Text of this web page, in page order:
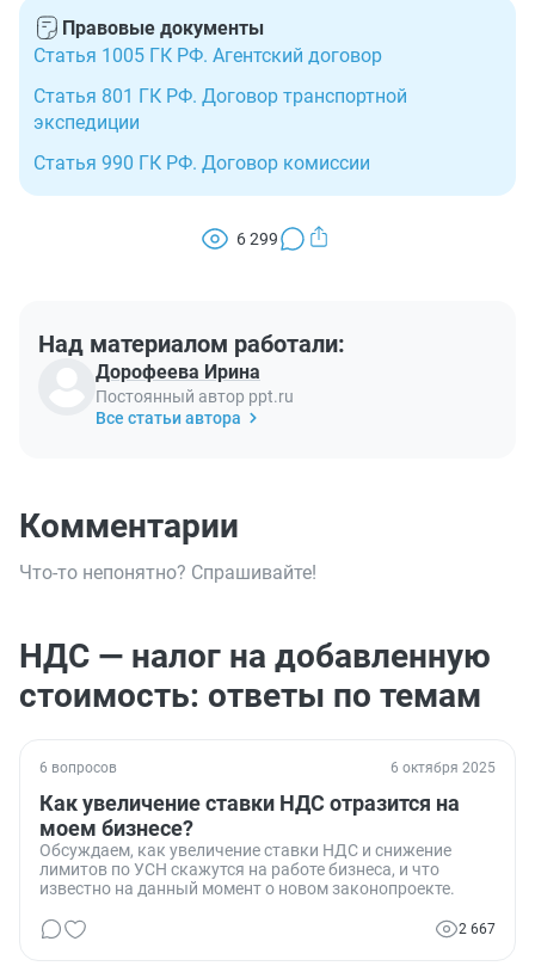
Правовые документы
Статья 1005 ГК РФ. Агентский договор
Статья 801 ГК РФ. Договор транспортной
экспедиции
Статья 990 ГК РФ. Договор комиссии
6 299
Над материалом работали:
Дорофеева Ирина
Постоянный автор ppt.ru
Все статьи автора
Комментарии
Что-то непонятно? Спрашивайте!
НДС — налог на добавленную
стоимость: ответы по темам
6 вопросов 6 октября 2025
Как увеличение ставки НДС отразится на
моем бизнесе?
Обсуждаем, как увеличение ставки НДС и снижение
лимитов по УСН скажутся на работе бизнеса, и что
известно на данный момент о новом законопроекте.
2 667